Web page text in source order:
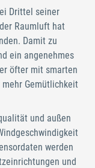
Drittel seiner
Raumluft hat
Damit zu
ein angenehmes
öfter mit smarten
Gemütlichkeit
und außen
werden
und